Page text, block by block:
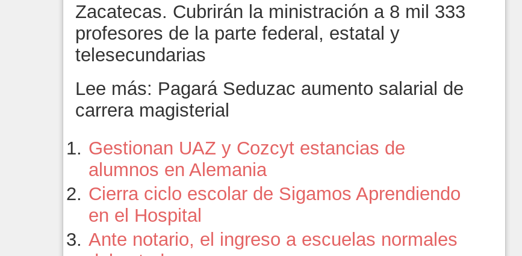
Zacatecas. Cubrirán la ministración a 8 mil 333
profesores de la parte federal, estatal y
telesecundarias
Lee más: Pagará Seduzac aumento salarial de
carrera magisterial
Gestionan UAZ y Cozcyt estancias de
alumnos en Alemania
Cierra ciclo escolar de Sigamos Aprendiendo
en el Hospital
Ante notario, el ingreso a escuelas normales